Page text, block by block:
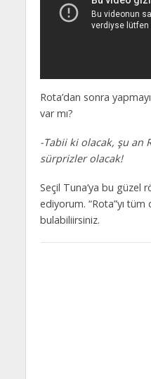
Rota’dan sonra
var mı?
-Tabii ki olacak, şu an
sürprizler olacak!
Seçil Tuna’ya bu güzel
ediyorum. “Rota”yı
bulabiliirsiniz.